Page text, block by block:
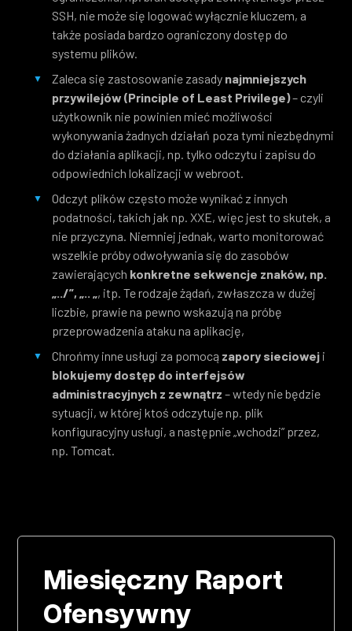
SSH, nie może się logować wyłącznie kluczem, a
także posiada bardzo ograniczony dostęp do
systemu plików.
Zaleca się zastosowanie zasady najmniejszych
przywilejów (Principle of Least Privilege)– czyli
użytkownik nie powinien mieć możliwości
wykonywania żadnych działań poza tymi niezbędnymi
do działania aplikacji, np. tylko odczytu i zapisu do
odpowiednich lokalizacji w webroot.
Odczyt plików często może wynikać z innych
podatności, takich jak np. XXE, więc jest to skutek, a
nie przyczyna. Niemniej jednak, warto monitorować
wszelkie próby odwoływania się do zasobów
zawierających konkretne sekwencje znaków, np.
„../”, „.. „, itp. Te rodzaje żądań, zwłaszcza w dużej
liczbie, prawie na pewno wskazują na próbę
przeprowadzenia ataku na aplikację,
Chrońmy inne usługi za pomocą zapory sieciowej i
blokujemy dostęp do interfejsów
administracyjnych z zewnątrz – wtedy nie będzie
sytuacji, w której ktoś odczytuje np. plik
konfiguracyjny usługi, a następnie „wchodzi” przez,
np. Tomcat.
Miesięczny Raport
Ofensywny